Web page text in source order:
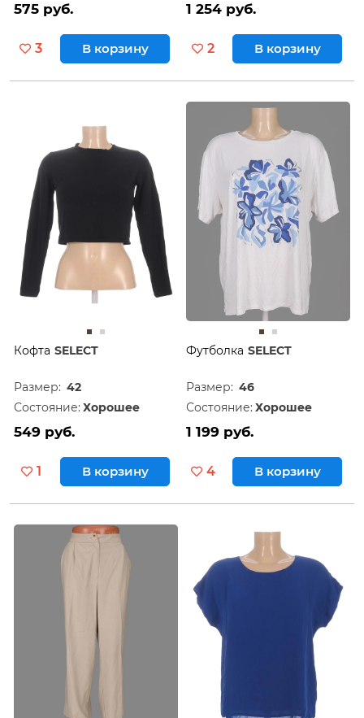
575 руб.
3 В корзину
1 254 руб.
2 В корзину
Кофта SELECT
Размер: 42
Состояние: Хорошее
549 руб.
1 В корзину
Футболка SELECT
Размер: 46
Состояние: Хорошее
1 199 руб.
4 В корзину